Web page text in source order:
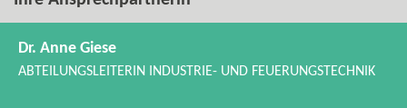
Dr. Anne Giese
ABTEILUNGSLEITERIN INDUSTRIE-​ UND FEUERUNGSTECHNIK